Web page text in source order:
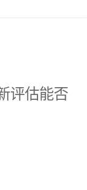
评估能否